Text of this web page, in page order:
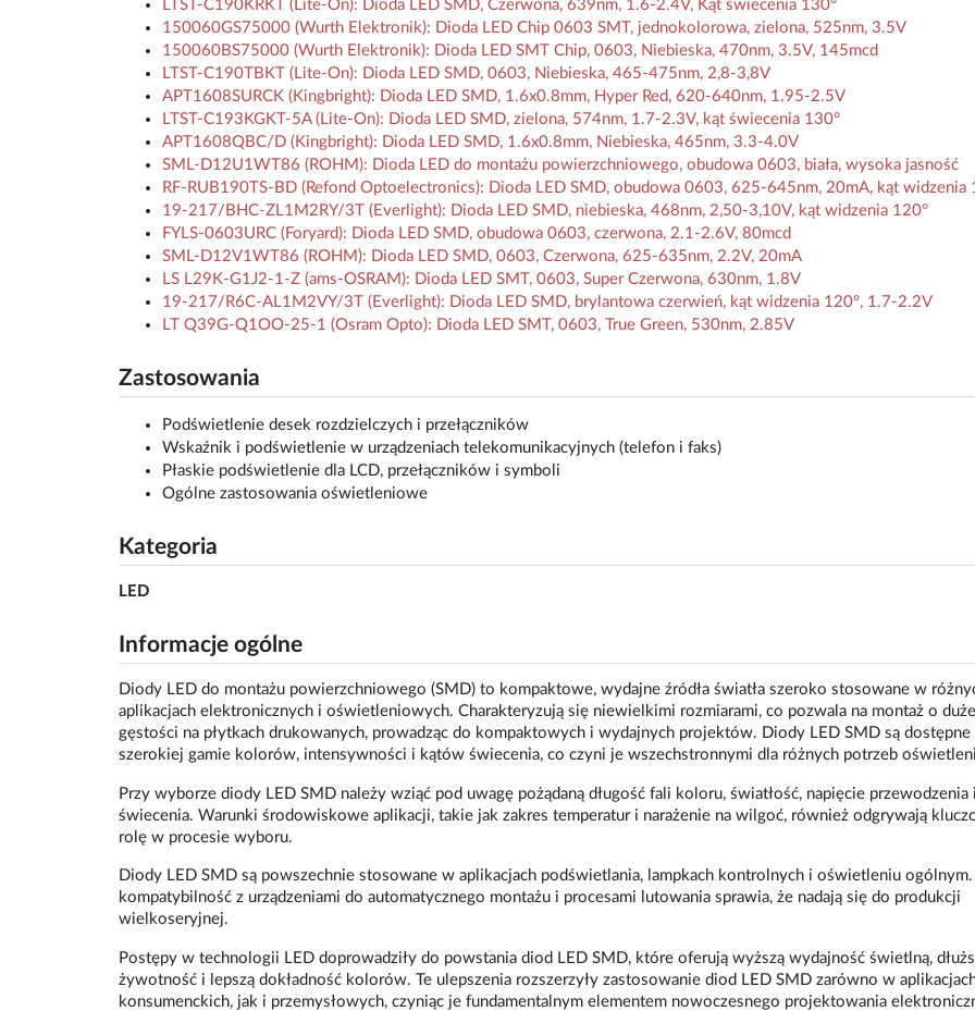
LTST-C190KRKT (Lite-On): Dioda LED SMD, Czerwona, 639nm, 1.6-2.4V, Kąt świecenia 130°
150060GS75000 (Wurth Elektronik): Dioda LED Chip 0603 SMT, jednokolorowa, zielona, 525nm, 3.5V
150060BS75000 (Wurth Elektronik): Dioda LED SMT Chip, 0603, Niebieska, 470nm, 3.5V, 145mcd
LTST-C190TBKT (Lite-On): Dioda LED SMD, 0603, Niebieska, 465-475nm, 2,8-3,8V
APT1608SURCK (Kingbright): Dioda LED SMD, 1.6x0.8mm, Hyper Red, 620-640nm, 1.95-2.5V
LTST-C193KGKT-5A (Lite-On): Dioda LED SMD, zielona, 574nm, 1.7-2.3V, kąt świecenia 130°
APT1608QBC/D (Kingbright): Dioda LED SMD, 1.6x0.8mm, Niebieska, 465nm, 3.3-4.0V
SML-D12U1WT86 (ROHM): Dioda LED do montażu powierzchniowego, obudowa 0603, biała, wysoka jasność
RF-RUB190TS-BD (Refond Optoelectronics): Dioda LED SMD, obudowa 0603, 625-645nm, 20mA, kąt widzenia
19-217/BHC-ZL1M2RY/3T (Everlight): Dioda LED SMD, niebieska, 468nm, 2,50-3,10V, kąt widzenia 120°
FYLS-0603URC (Foryard): Dioda LED SMD, obudowa 0603, czerwona, 2.1-2.6V, 80mcd
SML-D12V1WT86 (ROHM): Dioda LED SMD, 0603, Czerwona, 625-635nm, 2.2V, 20mA
LS L29K-G1J2-1-Z (ams-OSRAM): Dioda LED SMT, 0603, Super Czerwona, 630nm, 1.8V
19-217/R6C-AL1M2VY/3T (Everlight): Dioda LED SMD, brylantowa czerwień, kąt widzenia 120°, 1.7-2.2V
LT Q39G-Q1OO-25-1 (Osram Opto): Dioda LED SMT, 0603, True Green, 530nm, 2.85V
Zastosowania
Podświetlenie desek rozdzielczych i przełączników
Wskaźnik i podświetlenie w urządzeniach telekomunikacyjnych (telefon i faks)
Płaskie podświetlenie dla LCD, przełączników i symboli
Ogólne zastosowania oświetleniowe
Kategoria
LED
Informacje ogólne
Diody LED do montażu powierzchniowego (SMD) to kompaktowe, wydajne źródła światła szeroko stosowane w
aplikacjach elektronicznych i oświetleniowych. Charakteryzują się niewielkimi rozmiarami, co pozwala na montaż o
gęstości na płytkach drukowanych, prowadząc do kompaktowych i wydajnych projektów. Diody LED SMD są dostępne
szerokiej gamie kolorów, intensywności i kątów świecenia, co czyni je wszechstronnymi dla różnych potrzeb
Przy wyborze diody LED SMD należy wziąć pod uwagę pożądaną długość fali koloru, światłość, napięcie przewodzenia
świecenia. Warunki środowiskowe aplikacji, takie jak zakres temperatur i narażenie na wilgoć, również odgrywają
rolę w procesie wyboru.
Diody LED SMD są powszechnie stosowane w aplikacjach podświetlania, lampkach kontrolnych i oświetleniu ogólnym.
kompatybilność z urządzeniami do automatycznego montażu i procesami lutowania sprawia, że nadają się do produkcji
wielkoseryjnej.
Postępy w technologii LED doprowadziły do powstania diod LED SMD, które oferują wyższą wydajność świetlną,
żywotność i lepszą dokładność kolorów. Te ulepszenia rozszerzyły zastosowanie diod LED SMD zarówno w
konsumenckich, jak i przemysłowych, czyniąc je fundamentalnym elementem nowoczesnego projektowania